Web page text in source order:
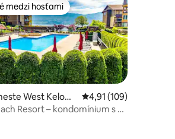
z 5, počet hodnotení: 114
medzi hosťami
medzi hosťami
West Kelown
Priemerné
4,91 (109)
Resort – kondomínium s 2